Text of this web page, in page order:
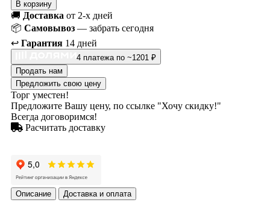
В корзину
🚚 Доставка от 2-х дней
📦 Самовывоз — забрать сегодня
↩️ Гарантия 14 дней
4 платежа по ~1201 ₽
Продать нам
Предложить свою цену
Торг уместен!
Предложите Вашу цену, по ссылке "Хочу скидку!"
Всегда договоримся!
Расчитать доставку
Описание Доставка и оплата